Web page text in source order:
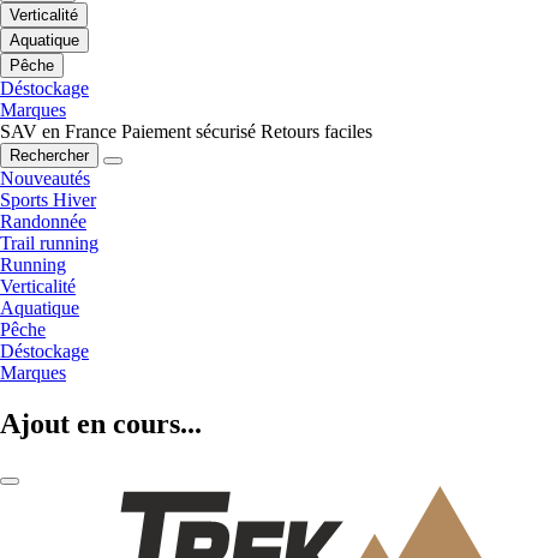
Verticalité
Aquatique
Pêche
Déstockage
Marques
SAV en France Paiement sécurisé Retours faciles
Rechercher
Nouveautés
Sports Hiver
Randonnée
Trail running
Running
Verticalité
Aquatique
Pêche
Déstockage
Marques
Ajout en cours...